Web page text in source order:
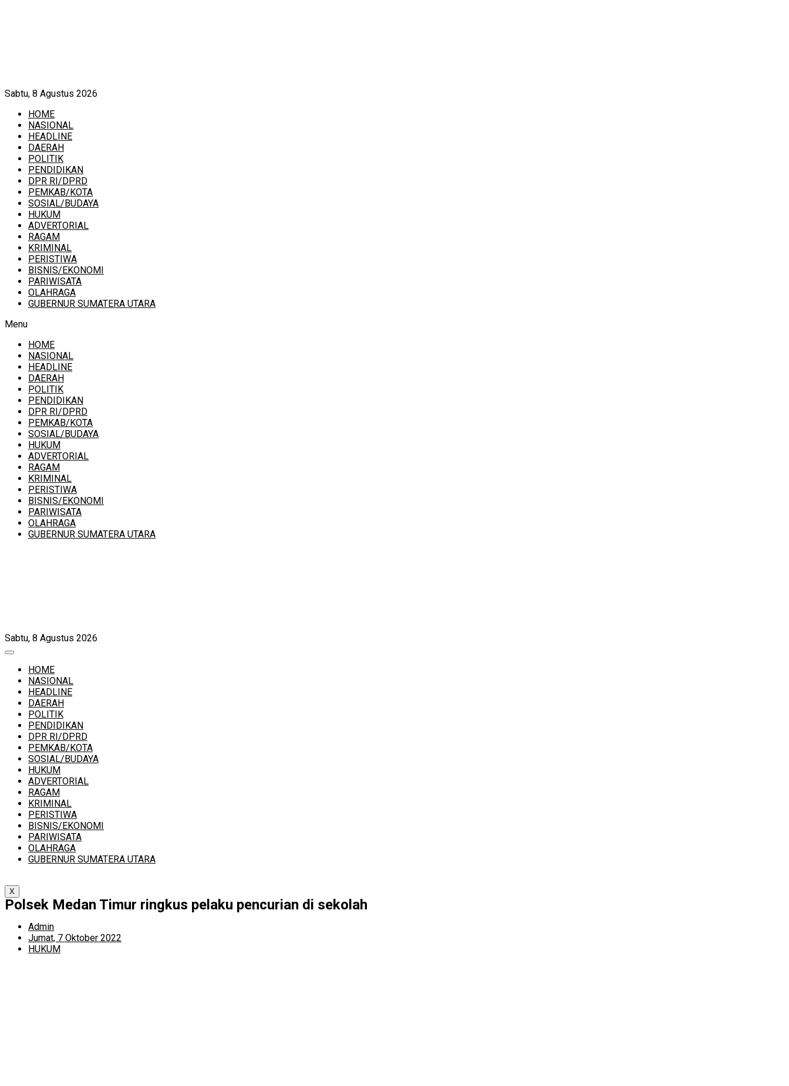
Sabtu, 8 Agustus 2026
HOME
NASIONAL
HEADLINE
DAERAH
POLITIK
PENDIDIKAN
DPR RI/DPRD
PEMKAB/KOTA
SOSIAL/BUDAYA
HUKUM
ADVERTORIAL
RAGAM
KRIMINAL
PERISTIWA
BISNIS/EKONOMI
PARIWISATA
OLAHRAGA
GUBERNUR SUMATERA UTARA
Menu
HOME
NASIONAL
HEADLINE
DAERAH
POLITIK
PENDIDIKAN
DPR RI/DPRD
PEMKAB/KOTA
SOSIAL/BUDAYA
HUKUM
ADVERTORIAL
RAGAM
KRIMINAL
PERISTIWA
BISNIS/EKONOMI
PARIWISATA
OLAHRAGA
GUBERNUR SUMATERA UTARA
Sabtu, 8 Agustus 2026
HOME
NASIONAL
HEADLINE
DAERAH
POLITIK
PENDIDIKAN
DPR RI/DPRD
PEMKAB/KOTA
SOSIAL/BUDAYA
HUKUM
ADVERTORIAL
RAGAM
KRIMINAL
PERISTIWA
BISNIS/EKONOMI
PARIWISATA
OLAHRAGA
GUBERNUR SUMATERA UTARA
X
Polsek Medan Timur ringkus pelaku pencurian di sekolah
Admin
Jumat, 7 Oktober 2022
HUKUM